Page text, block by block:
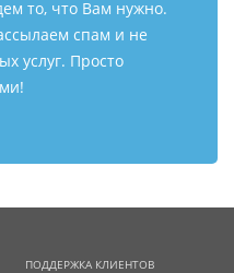
то, что Вам нужно.
спам и не
услуг. Просто
ПОДДЕРЖКА КЛИЕНТОВ